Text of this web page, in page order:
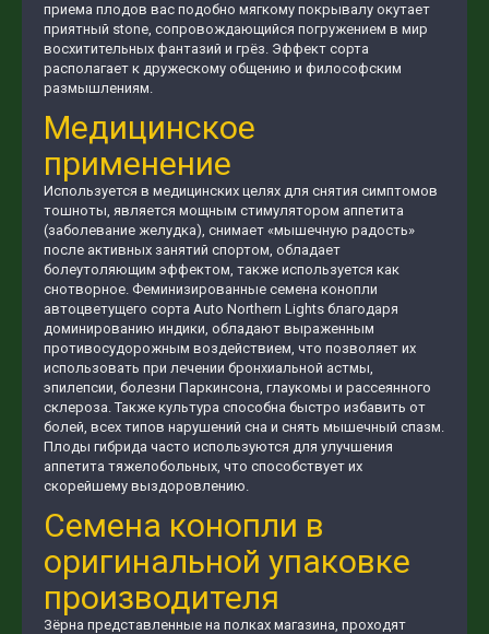
приема плодов вас подобно мягкому покрывалу окутает
приятный stone, сопровождающийся погружением в мир
восхитительных фантазий и грёз. Эффект сорта
располагает к дружескому общению и философским
размышлениям.
Медицинское
применение
Используется в медицинских целях для снятия симптомов
тошноты, является мощным стимулятором аппетита
(заболевание желудка), снимает «мышечную радость»
после активных занятий спортом, обладает
болеутоляющим эффектом, также используется как
снотворное. Феминизированные семена конопли
автоцветущего сорта Auto Northern Lights благодаря
доминированию индики, обладают выраженным
противосудорожным воздействием, что позволяет их
использовать при лечении бронхиальной астмы,
эпилепсии, болезни Паркинсона, глаукомы и рассеянного
склероза. Также культура способна быстро избавить от
болей, всех типов нарушений сна и снять мышечный спазм.
Плоды гибрида часто используются для улучшения
аппетита тяжелобольных, что способствует их
скорейшему выздоровлению.
Семена конопли в
оригинальной упаковке
производителя
Зёрна представленные на полках магазина, проходят